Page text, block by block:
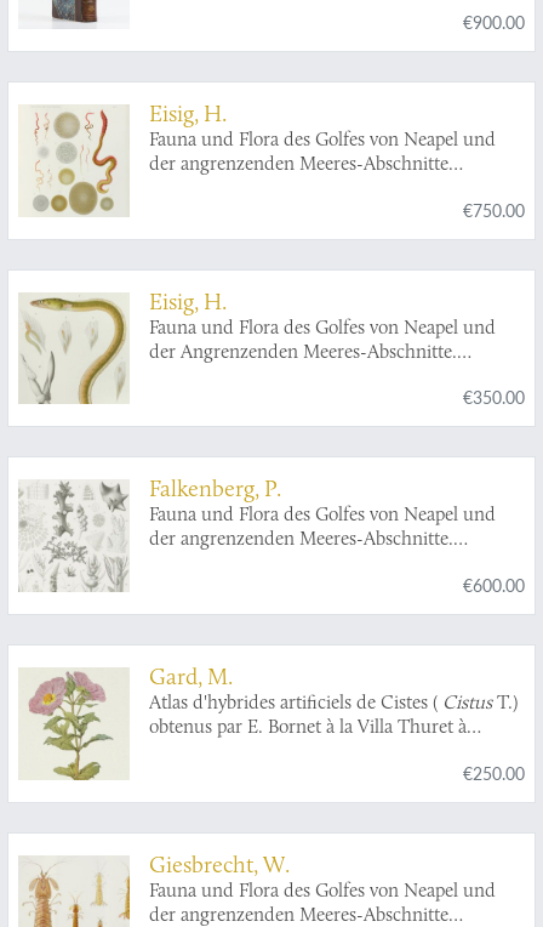
€900.00
Eisig, H.
Fauna und Flora des Golfes von Neapel und
der angrenzenden Meeres-Abschnitte
Neapel. XVI. Monographie: Die Capitelliden.
Monographie der Capitelliden des Golfes von
vergleichenden Anatomie und Physiologie.
€750.00
Eisig, H.
Fauna und Flora des Golfes von Neapel und
der Angrenzenden Meeres-Abschnitte.
€350.00
Falkenberg, P.
Fauna und Flora des Golfes von Neapel und
der angrenzenden Meeres-Abschnitte.
zu Neapel XXVI. Die Rhodomelaceen des
Golfes von Neapel.
€600.00
Gard, M.
Atlas d'hybrides artificiels de Cistes ( CistusT.)
obtenus par E. Bornet à la Villa Thuret à
couleurs horse texte, d'après les photographies
de E. Bornet et les aquarelles de Riocreux,
€250.00
Giesbrecht, W.
Fauna und Flora des Golfes von Neapel und
der angrenzenden Meeres-Abschnitte